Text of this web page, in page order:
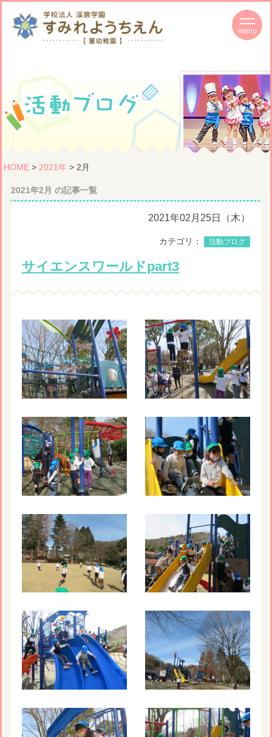
HOME> 2021年> 2月
2021年2月 の記事一覧
2021年02月25日（木）
カテゴリ： 活動ブログ
サイエンスワールドpart3